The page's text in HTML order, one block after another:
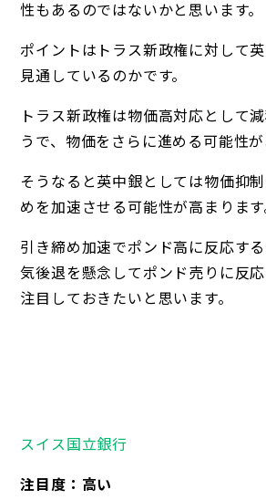
性もあるのではないかと思います。
ポイントはトラス新政権に対して
見通しているのかです。
トラス新政権は物価高対応として
うで、物価をさらに進める可能性が
そうなると英中銀としては物価抑
めを加速させる可能性が高まります
引き締め加速でポンド高に反応す
気後退を懸念してポンド売りに反
注目しておきたいと思います。
スイス国立銀行
注目度：高い